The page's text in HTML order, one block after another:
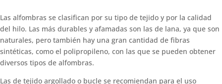
Las alfombras se clasifican por su tipo de tejido y por la calidad
del hilo. Las más durables y afamadas son las de lana, ya que son
naturales, pero también hay una gran cantidad de fibras
sintéticas, como el polipropileno, con las que se pueden obtener
diversos tipos de alfombras.
Las de tejido argollado o bucle se recomiendan para el uso